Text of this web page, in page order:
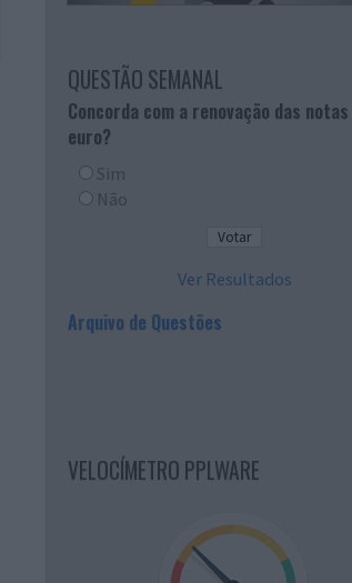
QUESTÃO SEMANAL
Concorda com a renovação das notas
euro?
Sim
Não
Ver Resultados
Arquivo de Questões
VELOCÍMETRO PPLWARE